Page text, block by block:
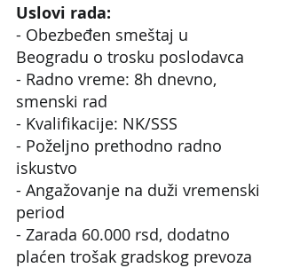
Uslovi rada:
- Obezbeđen smeštaj u
Beogradu o trosku poslodavca
- Radno vreme: 8h dnevno,
smenski rad
- Kvalifikacije: NK/SSS
- Poželjno prethodno radno
iskustvo
- Angažovanje na duži vremenski
period
- Zarada 60.000 rsd, dodatno
plaćen trošak gradskog prevoza